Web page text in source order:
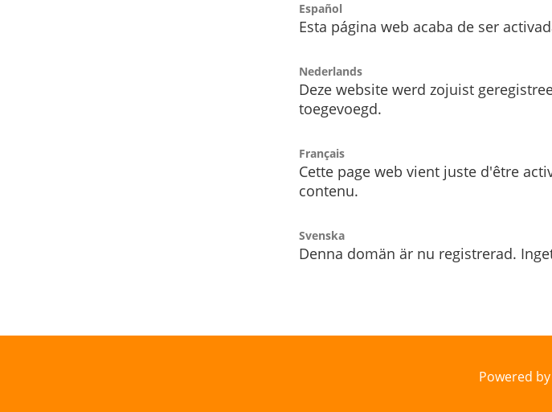
Español
Esta página web acaba de ser
Nederlands
Deze website werd zojuist
toegevoegd.
Français
Cette page web vient juste d'être
contenu.
Svenska
Denna domän är nu registrerad.
Powered by